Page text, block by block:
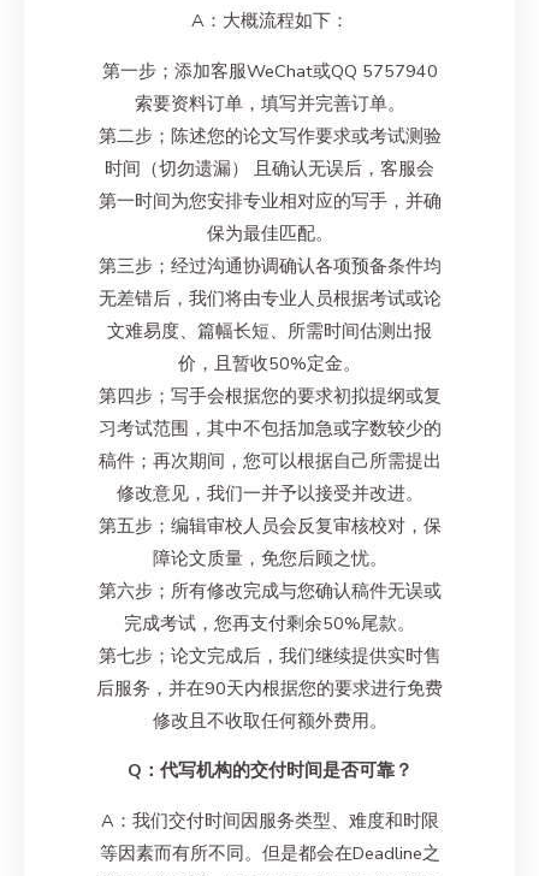
A：大概流程如下：
第一步；添加客服WeChat或QQ 5757940
索要资料订单，填写并完善订单。
第二步；陈述您的论文写作要求或考试测验
时间（切勿遗漏） 且确认无误后，客服会
第一时间为您安排专业相对应的写手，并确
保为最佳匹配。
第三步；经过沟通协调确认各项预备条件均
无差错后，我们将由专业人员根据考试或论
文难易度、篇幅长短、所需时间估测出报
价，且暂收50%定金。
第四步；写手会根据您的要求初拟提纲或复
习考试范围，其中不包括加急或字数较少的
稿件；再次期间，您可以根据自己所需提出
修改意见，我们一并予以接受并改进。
第五步；编辑审校人员会反复审核校对，保
障论文质量，免您后顾之忧。
第六步；所有修改完成与您确认稿件无误或
完成考试，您再支付剩余50%尾款。
第七步；论文完成后，我们继续提供实时售
后服务，并在90天内根据您的要求进行免费
修改且不收取任何额外费用。
Q：代写机构的交付时间是否可靠？
A：我们交付时间因服务类型、难度和时限
等因素而有所不同。但是都会在Deadline之